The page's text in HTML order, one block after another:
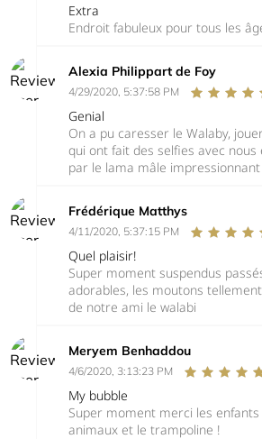
Extra
Endroit fabuleux pour tous les
Alexia Philippart de Foy
4/29/2020, 5:37:58 PM
Genial
On a pu caresser le Walaby,
qui ont fait des selfies avec
par le lama mâle impressionnant
Frédérique Matthys
4/11/2020, 5:37:15 PM
Quel plaisir!
Super moment suspendus
adorables, les moutons
de notre ami le walabi
Meryem Benhaddou
4/6/2020, 3:13:23 PM
My bubble
Super moment merci les
animaux et le trampoline !